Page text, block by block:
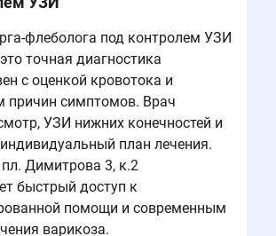
флеболога под контролем УЗИ
точная диагностика
с оценкой кровотока и
причин симптомов. Врач
УЗИ нижних конечностей и
план лечения.
Димитрова 3, к.2
быстрый доступ к
помощи и современным
варикоза.